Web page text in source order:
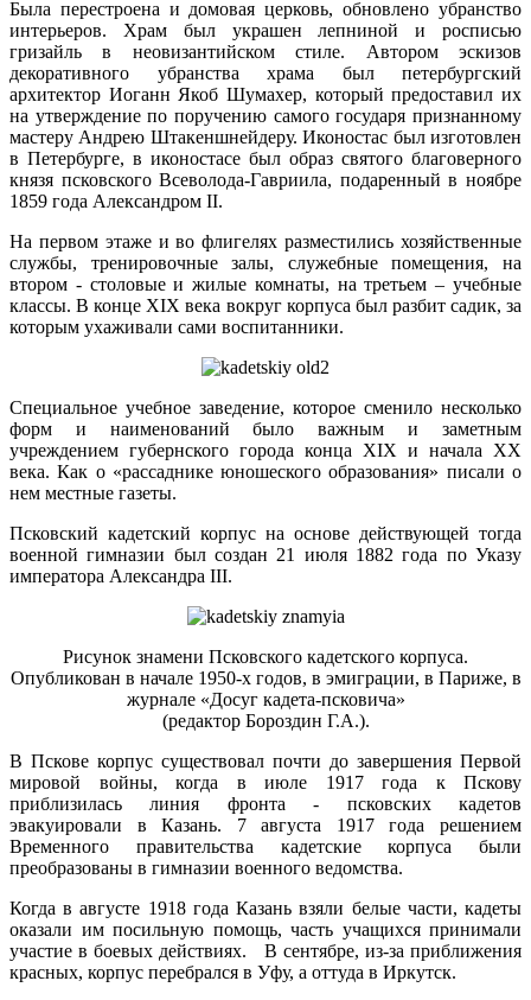
Была перестроена и домовая церковь, обновлено убранство
интерьеров. Храм был украшен лепниной и росписью
гризайль в неовизантийском стиле. Автором эскизов
декоративного убранства храма был петербургский
архитектор Иоганн Якоб Шумахер, который предоставил их
на утверждение по поручению самого государя признанному
мастеру Андрею Штакеншнейдеру. Иконостас был изготовлен
в Петербурге, в иконостасе был образ святого благоверного
князя псковского Всеволода-Гавриила, подаренный в ноябре
1859 года Александром II.
На первом этаже и во флигелях разместились хозяйственные
службы, тренировочные залы, служебные помещения, на
втором - столовые и жилые комнаты, на третьем – учебные
классы. В конце XIX века вокруг корпуса был разбит садик, за
которым ухаживали сами воспитанники.
Специальное учебное заведение, которое сменило несколько
форм и наименований было важным и заметным
учреждением губернского города конца XIX и начала XX
века. Как о «рассаднике юношеского образования» писали о
нем местные газеты.
Псковский кадетский корпус на основе действующей тогда
военной гимназии был создан 21 июля 1882 года по Указу
императора Александра III.
Рисунок знамени Псковского кадетского корпуса.
Опубликован в начале 1950-х годов, в эмиграции, в Париже, в
журнале «Досуг кадета-псковича»
(редактор Бороздин Г.А.).
В Пскове корпус существовал почти до завершения Первой
мировой войны, когда в июле 1917 года к Пскову
приблизилась линия фронта - псковских кадетов
эвакуировали в Казань. 7 августа 1917 года решением
Временного правительства кадетские корпуса были
преобразованы в гимназии военного ведомства.
Когда в августе 1918 года Казань взяли белые части, кадеты
оказали им посильную помощь, часть учащихся принимали
участие в боевых действиях. В сентябре, из-за приближения
красных, корпус перебрался в Уфу, а оттуда в Иркутск.